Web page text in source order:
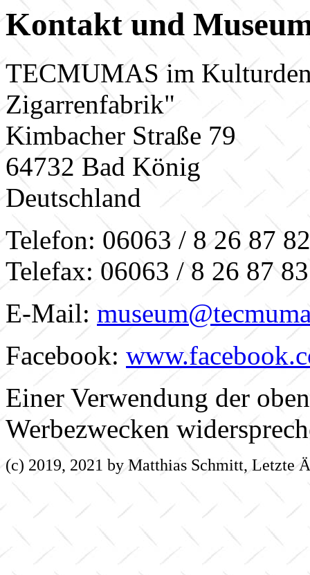
Kontakt und
TECMUMAS im
Zigarrenfabrik"
Kimbacher Straße 79
64732 Bad König
Deutschland
Telefon: 06063 / 8 26 87 82
Telefax: 06063 / 8 26 87 83
E-Mail:
Facebook:
Einer Verwendung der
Werbezwecken
(c) 2019, 2021 by Matthias Schmitt, Letzte